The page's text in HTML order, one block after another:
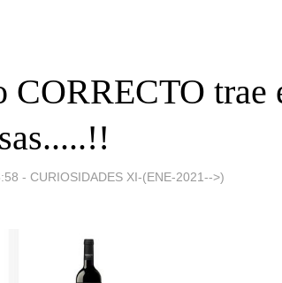
CORRECTO trae
- CURIOSIDADES XI-(ENE-2021-->)